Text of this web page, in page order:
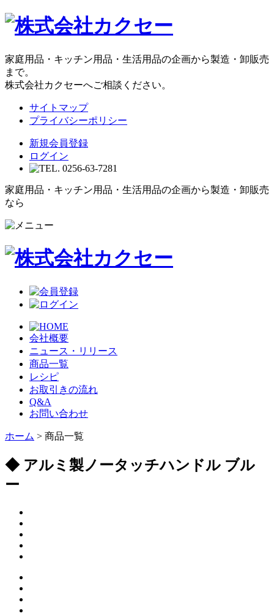
家庭用品・キッチン用品・生活用品の企画から製造・卸販売
まで。
株式会社カクセーへご相談ください。
サイトマップ
プライバシーポリシー
新規会員登録
ログイン
家庭用品・キッチン用品・生活用品の企画から製造・卸販売
なら
会社概要
ニュース・リリース
商品一覧
レシピ
お取引きの流れ
Q&A
お問い合わせ
ホーム > 商品一覧
◆ アルミ製ノータッチハンドル ブル
ー